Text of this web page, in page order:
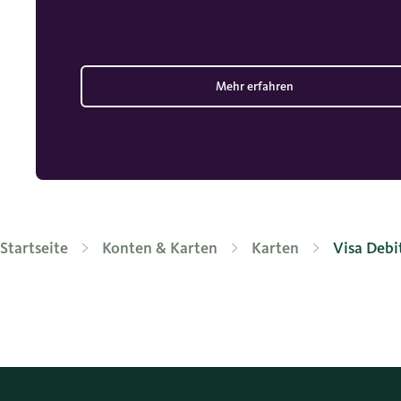
Mehr erfahren
Startseite Konten & Karten Karten Visa